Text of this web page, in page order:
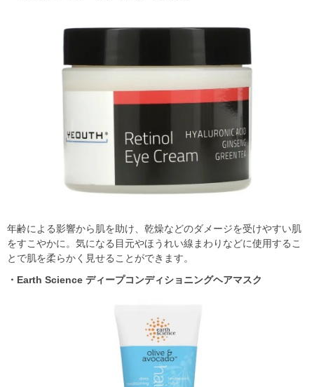
年齢による影響から肌を助け、乾燥などのダメージを受けやすい肌
をすこやかに。気になる⽬元やほうれい線まわりなどに使⽤するこ
とで肌を柔らかく⾒せることができます。
・Earth Science ディープコンディショニングヘアマスク